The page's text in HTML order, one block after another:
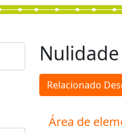
Nulidade
Relacionado
Área de